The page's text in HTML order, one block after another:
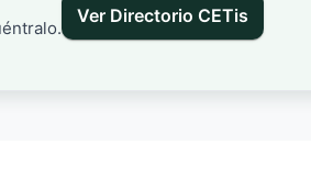
Ver Directorio CETis